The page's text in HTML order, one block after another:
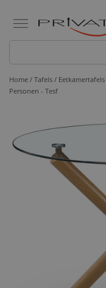
Home / Tafels / Eetkamertafels
Personen - Tesf